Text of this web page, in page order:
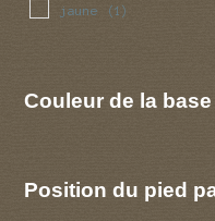
jaune (1)
Couleur de la
Position du pied